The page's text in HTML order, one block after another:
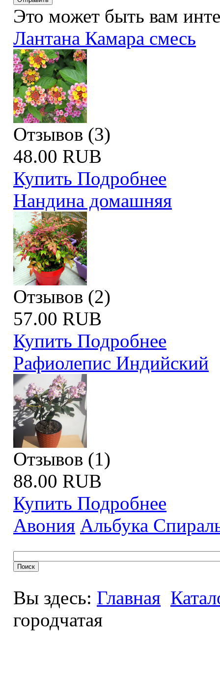
Это может быть вам
Лантана Камара смесь
Отзывов (3)
48.00 RUB
Купить Подробнее
Нандина домашняя
Отзывов (2)
57.00 RUB
Купить Подробнее
Рафиолепис Индийский
Отзывов (1)
88.00 RUB
Купить Подробнее
Авония Альбука
Вы здесь: Главная
городчатая